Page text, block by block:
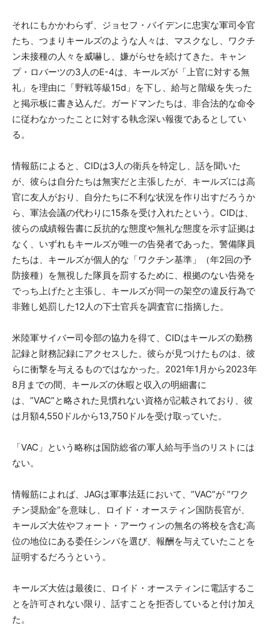
それにもかかわらず、ジョセフ・バイデンに忠実な軍司令官
たち、つまりキールズのような人々は、マスクなし、ワクチ
ン未接種の人々を威嚇し、嫌がらせを続けてきた。キャン
プ・ロバーツの3人のE-4は、キールズが「上官に対する無
礼」を理由に「野戦等級15d」を下し、給与と階級を失った
と掲示板に書き込んだ。ガードマンたちは、非合法的な命令
に従わなかったことに対する執念深い報復であるとしてい
る。
情報筋によると、CIDは3人の衛兵を特定し、話を聞いた
が、彼らは自分たちは無実だと主張したが、キールズには高
官に友人がおり、自分たちに不利な状況を作り出すだろうか
ら、軍法会議の代わりに15条を受け入れたという。CIDは、
彼らの成績報告書に反抗的な態度や無礼な態度を示す証拠は
なく、いずれもキールズが唯一の告発者であった。警備隊員
たちは、キールズが個人的な「ワクチン基準」（年2回の予
防接種）を無視した隊員を罰するために、根拠のない告発を
でっち上げたと主張し、キールズが同一の架空の違反行為で
非難し処罰した12人の下士官兵を調査官に指摘した。
米陸軍サイバー司令部の協力を得て、CIDはキールズの勤務
記録と財務記録にアクセスした。彼らが見つけたものは、彼
らに衝撃を与えるものではなかった。2021年1月から2023年
8月までの間、キールズの休暇と収入の明細書に
は、”VAC”と略された見慣れない資格が記載されており、彼
は月額4,550ドルから13,750ドルを受け取っていた。
「VAC」という略称は国防総省の軍人給与手当のリストには
ない。
情報筋によれば、JAGは軍事法廷において、”VAC”が “ワク
チン奨励金”を意味し、ロイド・オースティン国防長官が、
キールズ大佐やフォート・アーウィンの無名の将校を含む高
位の地位にある委任シンパを選び、報酬を与えていたことを
証明するだろうという。
キールズ大佐は最後に、ロイド・オースティンに電話するこ
とを許可されない限り、話すことを拒否していると付け加え
た。